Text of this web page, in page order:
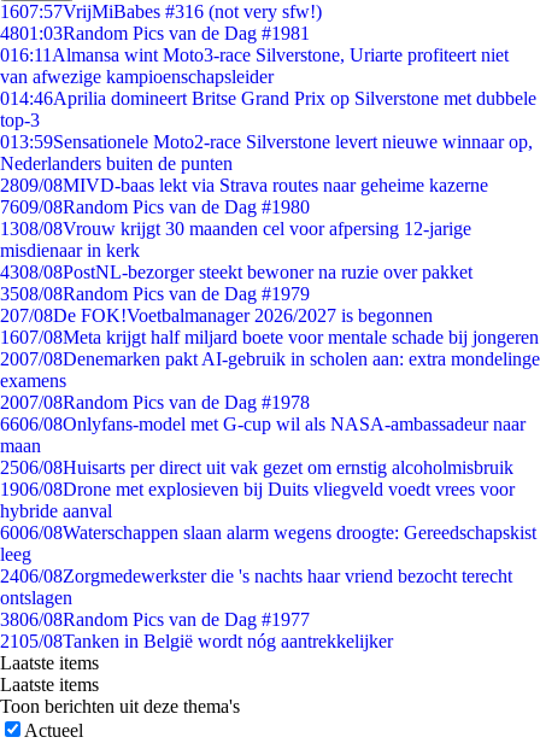
1607:57VrijMiBabes #316 (not very sfw!)
4801:03Random Pics van de Dag #1981
016:11 Almansa wint Moto3-race Silverstone, Uriarte profiteert niet
van afwezige kampioenschapsleider
014:46Aprilia domineert Britse Grand Prix op Silverstone met dubbele
top-3
013:59Sensationele Moto2-race Silverstone levert nieuwe winnaar op,
Nederlanders buiten de punten
2809/08MIVD-baas lekt via Strava routes naar geheime kazerne
7609/08Random Pics van de Dag #1980
1308/08Vrouw krijgt 30 maanden cel voor afpersing 12-jarige
misdienaar in kerk
4308/08PostNL-bezorger steekt bewoner na ruzie over pakket
3508/08Random Pics van de Dag #1979
207/08De FOK!Voetbalmanager 2026/2027 is begonnen
1607/08Meta krijgt half miljard boete voor mentale schade bij jongeren
2007/08Denemarken pakt AI-gebruik in scholen aan: extra mondelinge
examens
2007/08Random Pics van de Dag #1978
6606/08Onlyfans-model met G-cup wil als NASA-ambassadeur naar
maan
2506/08Huisarts per direct uit vak gezet om ernstig alcoholmisbruik
1906/08Drone met explosieven bij Duits vliegveld voedt vrees voor
hybride aanval
6006/08Waterschappen slaan alarm wegens droogte: Gereedschapskist
leeg
2406/08Zorgmedewerkster die 's nachts haar vriend bezocht terecht
ontslagen
3806/08Random Pics van de Dag #1977
2105/08Tanken in België wordt nóg aantrekkelijker
Laatste items
Laatste items
Toon berichten uit deze thema's
Actueel